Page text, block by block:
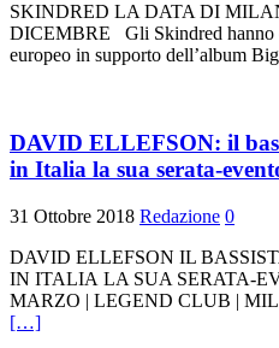
SKINDRED LA DATA DI
DICEMBRE Gli Skindred hanno
europeo in supporto dell’album
DAVID ELLEFSON: il
in Italia la sua serata-
31 Ottobre 2018 Redazione 0
DAVID ELLEFSON IL
IN ITALIA LA SUA SERATA-
MARZO | LEGEND CLUB |
[…]